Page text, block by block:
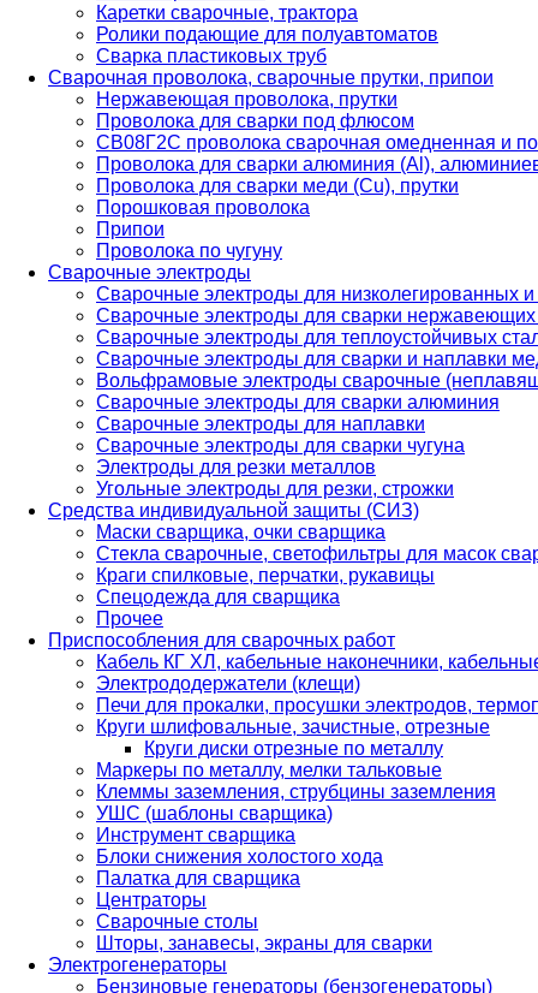
Каретки сварочные, трактора
Ролики подающие для полуавтоматов
Сварка пластиковых труб
Сварочная проволока, сварочные прутки, припои
Нержавеющая проволока, прутки
Проволока для сварки под флюсом
СВ08Г2С проволока сварочная омедненная и
Проволока для сварки алюминия (Al),
Проволока для сварки меди (Cu), прутки
Порошковая проволока
Припои
Проволока по чугуну
Сварочные электроды
Сварочные электроды для низколегированных и
Сварочные электроды для сварки
Сварочные электроды для теплоустойчивых
Сварочные электроды для сварки и наплавки
Вольфрамовые электроды сварочные
Сварочные электроды для сварки алюминия
Сварочные электроды для наплавки
Сварочные электроды для сварки чугуна
Электроды для резки металлов
Угольные электроды для резки, строжки
Средства индивидуальной защиты (СИЗ)
Маски сварщика, очки сварщика
Стекла сварочные, светофильтры для масок
Краги спилковые, перчатки, рукавицы
Спецодежда для сварщика
Прочее
Приспособления для сварочных работ
Кабель КГ ХЛ, кабельные наконечники,
Электрододержатели (клещи)
Печи для прокалки, просушки электродов,
Круги шлифовальные, зачистные, отрезные
Круги диски отрезные по металлу
Маркеры по металлу, мелки тальковые
Клеммы заземления, струбцины заземления
УШС (шаблоны сварщика)
Инструмент сварщика
Блоки снижения холостого хода
Палатка для сварщика
Центраторы
Сварочные столы
Шторы, занавесы, экраны для сварки
Электрогенераторы
Бензиновые генераторы (бензогенераторы)